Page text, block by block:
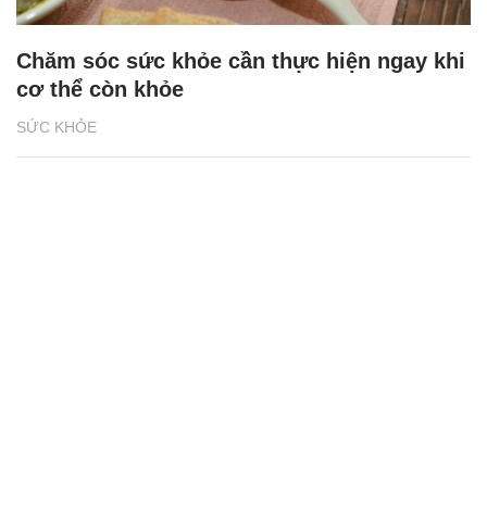
SỨC KHỎE
Chăm sóc sức khỏe cần thực hiện ngay khi
cơ thể còn khỏe